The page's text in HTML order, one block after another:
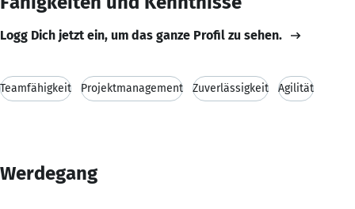
Logg Dich jetzt ein, um das ganze Profil zu sehen.
Teamfähigkeit Projektmanagement Zuverlässigkeit Agilität
Werdegang